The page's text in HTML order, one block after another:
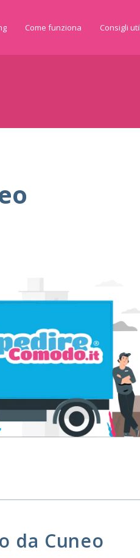
Come funziona Consigli
da Cuneo